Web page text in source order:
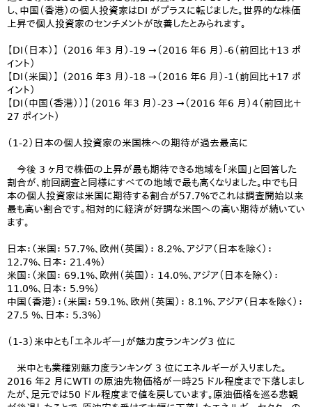
し、中国（香港）の個人投資家はDI がプラスに転じました。世界的な株価
上昇で個人投資家のセンチメントが改善したとみられます。
【DI（日本）】 （2016 年3 月）-19 →（2016 年6 月）-6（前回比＋13 ポ
イント）
【DI（米国）】 （2016 年3 月）-18 →（2016 年6 月）-1（前回比＋17 ポ
イント）
【DI（中国（香港））】（2016 年3 月）-23 →（2016 年6 月）4（前回比＋
27 ポイント）
（1-2）日本の個人投資家の米国株への期待が過去最高に
今後 3 ヶ月で株価の上昇が最も期待できる地域を「米国」と回答した
割合が、前回調査と同様にすべての地域で最も高くなりました。中でも日
本の個人投資家は米国に期待する割合が57.7%でこれは調査開始以来
最も高い割合です。相対的に経済が好調な米国への高い期待が続いてい
ます。
日本：（米国： 57.7%、欧州（英国）： 8.2%、アジア（日本を除く）：
12.7%、日本： 21.4%）
米国：（米国： 69.1%、欧州（英国）： 14.0%、アジア（日本を除く）：
11.0%、日本： 5.9%）
中国（香港）：（米国： 59.1%、欧州（英国）： 8.1%、アジア（日本を除く）：
27.5 %、日本： 5.3%）
（1-3）米中とも「エネルギー」が魅力度ランキング3 位に
米中とも業種別魅力度ランキング 3 位にエネルギーが入りました。
2016 年2 月にWTI の原油先物価格が一時25 ドル程度まで下落しまし
たが、足元では50 ドル程度まで値を戻しています。原油価格を巡る悲観